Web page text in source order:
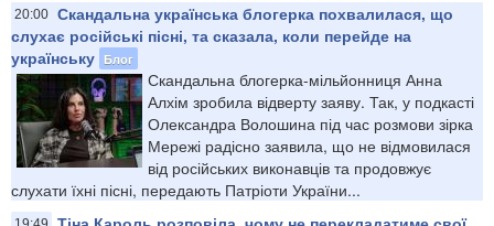
20:00 Скандальна українська блогерка похвалилася, що
слухає російські пісні, та сказала, коли перейде на
українську Блог
Скандальна блогерка-мільйонниця Анна
Алхім зробила відверту заяву. Так, у подкасті
Олександра Волошина під час розмови зірка
Мережі радісно заявила, що не відмовилася
від російських виконавців та продовжує
слухати їхні пісні, передають Патріоти України...